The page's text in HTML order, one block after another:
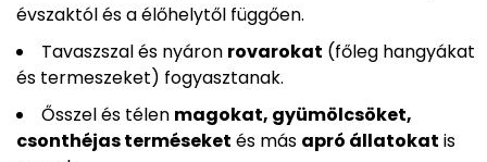
évszaktól és a élőhelytől függően.
Tavaszszal és nyáron rovarokat (főleg hangyákat
és termeszeket) fogyasztanak.
Ősszel és télen magokat, gyümölcsöket,
csonthéjas terméseket és más apró állatokat is